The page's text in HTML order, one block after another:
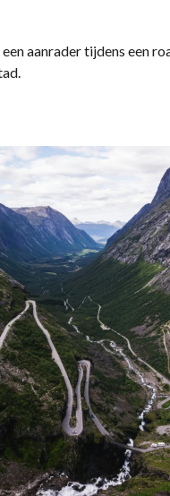
aanrader tijdens een